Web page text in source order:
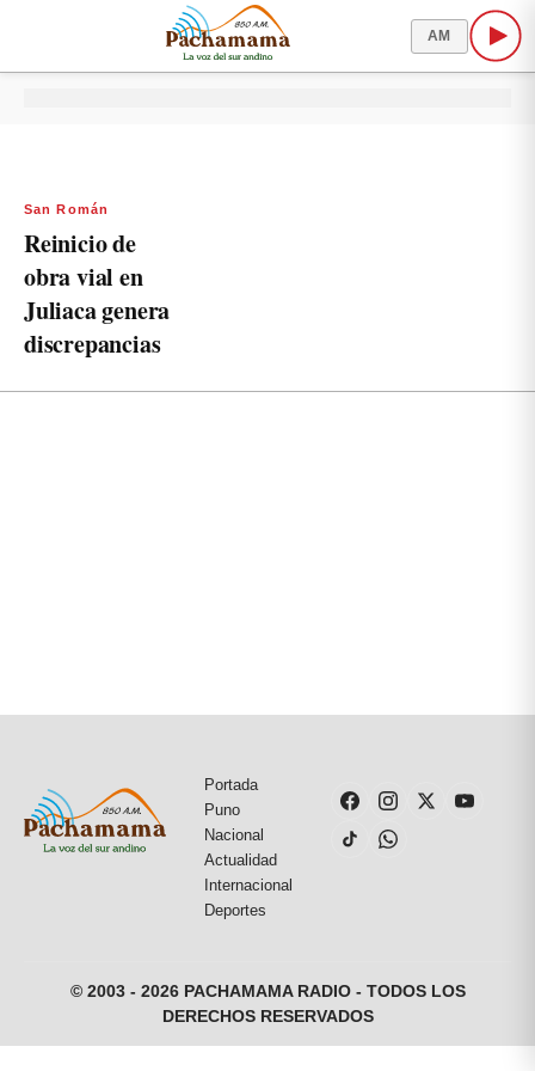
AM
San Román
Reinicio de
obra vial en
Juliaca genera
discrepancias
Portada
Puno
Nacional
Actualidad
Internacional
Deportes
© 2003 - 2026 PACHAMAMA RADIO - TODOS LOS
DERECHOS RESERVADOS